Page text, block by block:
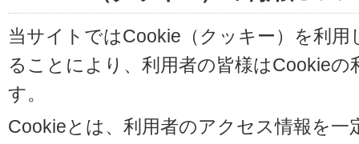
当サイトではCookie（クッキー）を利
ることにより、利用者の皆様はCookie
す。
Cookieとは、利用者のアクセス情報を